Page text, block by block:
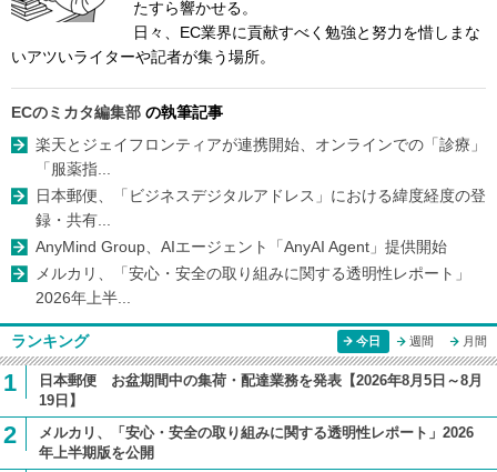
たすら響かせる。
日々、EC業界に貢献すべく勉強と努力を惜しまな
いアツいライターや記者が集う場所。
ECのミカタ編集部 の執筆記事
楽天とジェイフロンティアが連携開始、オンラインでの「診療」
「服薬指...
日本郵便、「ビジネスデジタルアドレス」における緯度経度の登
録・共有...
AnyMind Group、AIエージェント「AnyAI Agent」提供開始
メルカリ、「安心・安全の取り組みに関する透明性レポート」
2026年上半...
ランキング 今日 週間 月間
1
日本郵便 お盆期間中の集荷・配達業務を発表【2026年8月5日～8月
19日】
2
メルカリ、「安心・安全の取り組みに関する透明性レポート」2026
年上半期版を公開